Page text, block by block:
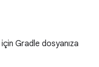
Gradle dosyanıza